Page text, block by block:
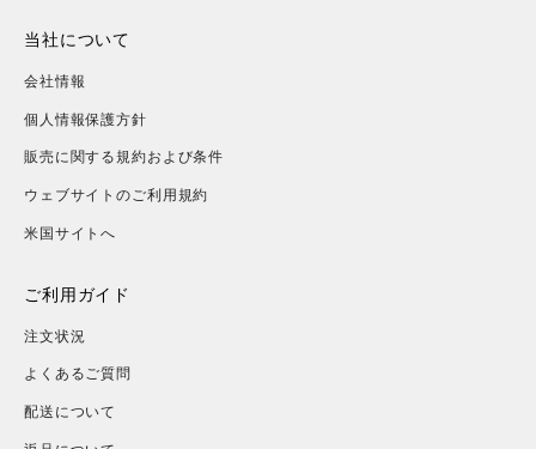
当社について
会社情報
個人情報保護方針
販売に関する規約および条件
ウェブサイトのご利用規約
米国サイトへ
ご利用ガイド
注文状況
よくあるご質問
配送について